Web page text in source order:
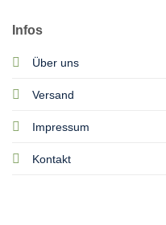
Infos
Über uns
Versand
Impressum
Kontakt